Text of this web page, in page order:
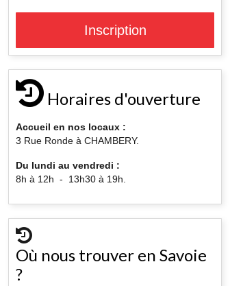
Inscription
Horaires d'ouverture
Accueil en nos locaux :
3 Rue Ronde à CHAMBERY.
Du lundi au vendredi :
8h à 12h - 13h30 à 19h.
Où nous trouver en Savoie
?